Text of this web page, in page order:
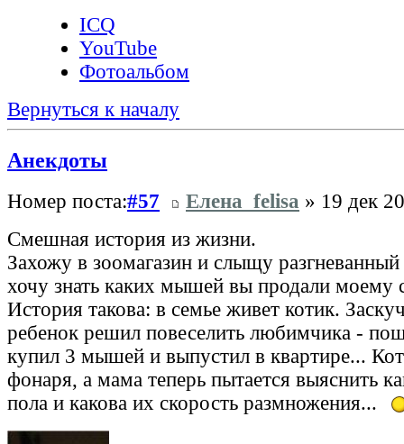
ICQ
YouTube
Фотоальбом
Вернуться к началу
Анекдоты
Номер поста:#57 Елена_felisa » 19 дек
Смешная история из жизни.
Захожу в зоомагазин и слыщу
хочу знать каких мышей вы продали моему
История такова: в семье живет котик.
ребенок решил повеселить любимчика -
купил 3 мышей и выпустил в квартире...
фонаря, а мама теперь пытается выяснить
пола и какова их скорость размножения...